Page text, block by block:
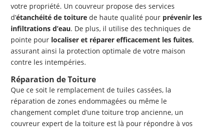
votre propriété. Un couvreur propose des services
d’étanchéité de toiture de haute qualité pour prévenir les
infiltrations d’eau. De plus, il utilise des techniques de
pointe pour localiser et réparer efficacement les fuites,
assurant ainsi la protection optimale de votre maison
contre les intempéries.
Réparation de Toiture
Que ce soit le remplacement de tuiles cassées, la
réparation de zones endommagées ou même le
changement complet d’une toiture trop ancienne, un
couvreur expert de la toiture est là pour répondre à vos